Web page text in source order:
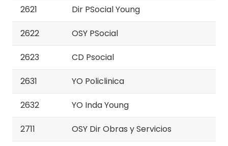
2621 Dir PSocial Young
2622 OSY PSocial
2623 CD Psocial
2631 YO Policlinica
2632 YO Inda Young
2711 OSY Dir Obras y Servicios